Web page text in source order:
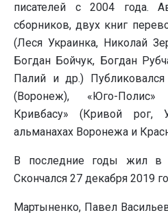
писателей с 2004 года.
сборников, двух книг
(Леся Украинка, Николай
Богдан Бойчук, Богдан
Палий и др.)
(Воронеж), «Юго-Полис»
Кривбасу» (Кривой рог,
альманахах Воронежа и
В последние годы жил в
Скончался 27 декабря 2019
Мартыненко, Павел